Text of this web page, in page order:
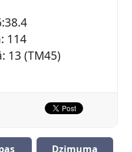
114
13 (TM45)
Dzimuma